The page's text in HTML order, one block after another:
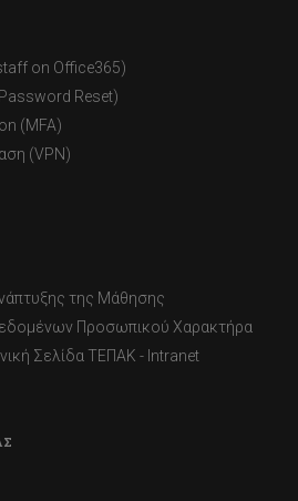
on Office365)
Reset)
(MFA)
(VPN)
της Μάθησης
Προσωπικού Χαρακτήρα
Σελίδα ΤΕΠΑΚ - Intranet